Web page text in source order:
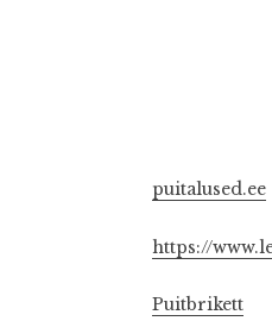
puitalused.ee
https://
Puitbrikett